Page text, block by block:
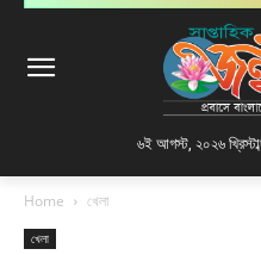
৬ই আগস্ট, ২০২৬
Home খেলা
খেলা